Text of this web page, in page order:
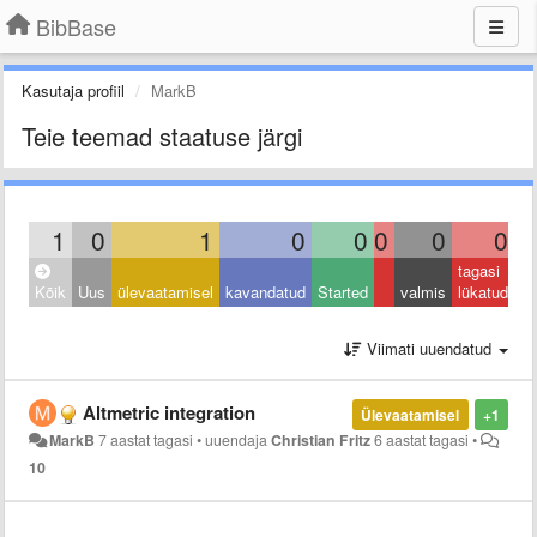
BibBase
Kasutaja profiil MarkB
Teie teemad staatuse järgi
1 0 1 0 0 0 0 0
Kõik Uus ülevaatamisel kavandatud Started valmis
tagasi
lükatud
Viimati uuendatud
+1
Ülevaatamisel
Altmetric integration
MarkB 7 aastat tagasi •uuendajaChristian Fritz6 aastat tagasi •
10